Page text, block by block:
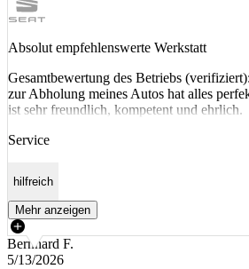
Absolut empfehlenswerte Werkstatt
Gesamtbewertung des Betriebs
zur Abholung meines Autos hat alles
ist sehr freundlich, kompetent und ehrlich.
Service
hilfreich
Mehr anzeigen
Bernhard F.
5/13/2026